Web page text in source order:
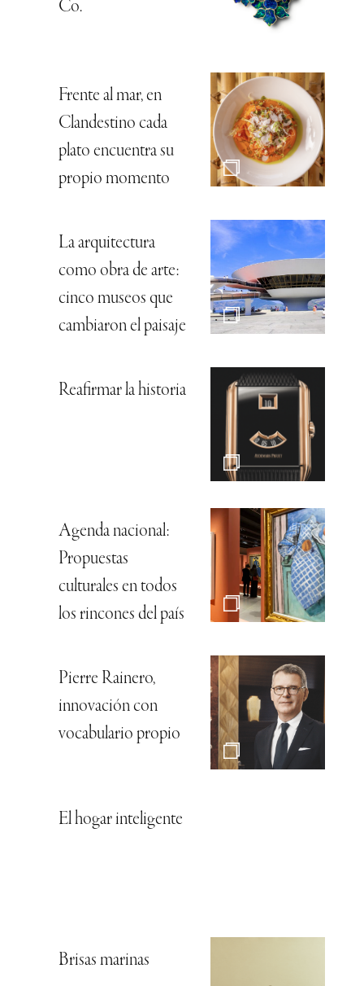
Co.
Frente al mar, en
Clandestino cada
plato encuentra su
propio momento
La arquitectura
como obra de arte:
cinco museos que
cambiaron el paisaje
Reafirmar la historia
Agenda nacional:
Propuestas
culturales en todos
los rincones del país
Pierre Rainero,
innovación con
vocabulario propio
El hogar inteligente
Brisas marinas